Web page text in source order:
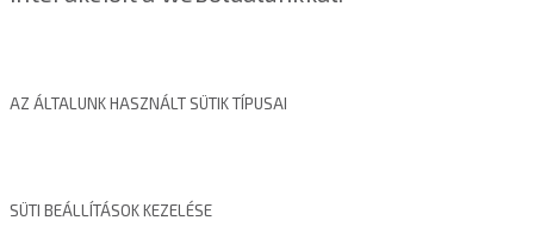
AZ ÁLTALUNK HASZNÁLT SÜTIK TÍPUSAI
SÜTI BEÁLLÍTÁSOK KEZELÉSE